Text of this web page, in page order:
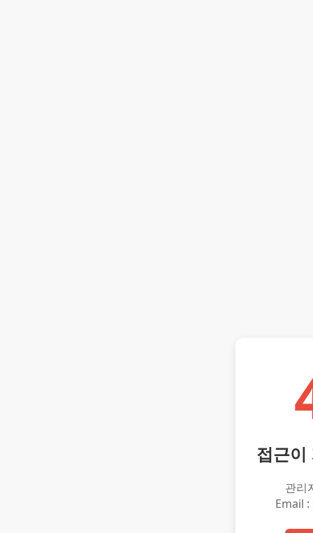
접근이
관리
Email